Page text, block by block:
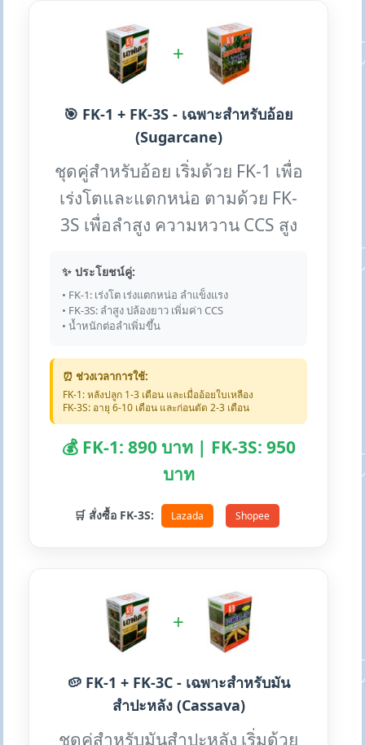
+
🎯 FK-1 + FK-3S - เฉพาะสำหรับอ้อย
(Sugarcane)
ชุดคู่สำหรับอ้อย เริ่มด้วย FK-1 เพื่อ
เร่งโตและแตกหน่อ ตามด้วย FK-
3S เพื่อลำสูง ความหวาน CCS สูง
✨ ประโยชน์คู่:
• FK-1: เร่งโต เร่งแตกหน่อ ลำแข็งแรง
• FK-3S: ลำสูง ปล้องยาว เพิ่มค่า CCS
• น้ำหนักต่อลำเพิ่มขึ้น
⏰ ช่วงเวลาการใช้:
FK-1: หลังปลูก 1-3 เดือน และเมื่ออ้อยใบเหลือง
FK-3S: อายุ 6-10 เดือน และก่อนตัด 2-3 เดือน
💰 FK-1: 890 บาท | FK-3S: 950
บาท
🛒 สั่งซื้อ FK-3S: Lazada Shopee
+
🥔 FK-1 + FK-3C - เฉพาะสำหรับมัน
สำปะหลัง (Cassava)
ชุดคู่สำหรับมันสำปะหลัง เริ่มด้วย